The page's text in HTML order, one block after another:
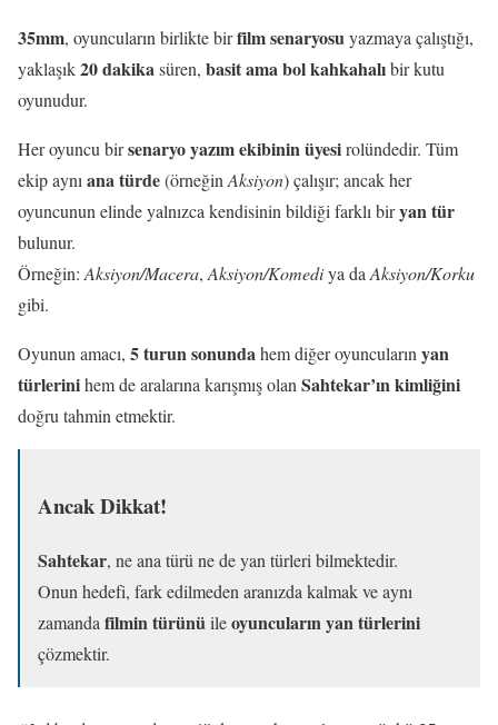
35mm, oyuncuların birlikte birfilm senaryosuyazmaya çalıştığı,
yaklaşık20 dakikasüren, basit ama bol kahkahalıbir kutu
oyunudur.
Her oyuncu birsenaryo yazım ekibinin üyesirolündedir. Tüm
ekip aynıana türde(örneğinAksiyon) çalışır; ancak her
oyuncunun elinde yalnızca kendisinin bildiği farklı biryan tür
bulunur.
Örneğin:Aksiyon/Macera,Aksiyon/Komediya daAksiyon/Korku
gibi.
Oyunun amacı, 5 turun sonundahem diğer oyuncularınyan
türlerinihem de aralarına karışmış olanSahtekar’ın kimliğini
doğru tahmin etmektir.
Ancak Dikkat!
Sahtekar, ne ana türü ne de yan türleri bilmektedir.
Onun hedefi, fark edilmeden aranızda kalmak ve aynı
zamanda filmin türünüileoyuncuların yan türlerini
çözmektir.